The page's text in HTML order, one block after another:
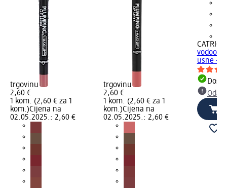
trgovinu
2,60 €
1 kom. (2,60 € za 1
kom.)Cijena na
02.05.2025.: 2,60 €
trgovinu
2,60 €
1 kom. (2,60 € za 1
kom.)Cijena na
02.05.2025.: 2,60 €
CATRICE
usne –